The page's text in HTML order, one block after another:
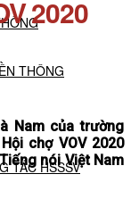
THÔNG
TÁC HSSSV
2020
Nam của trường
chợ VOV 2020
nói Việt Nam